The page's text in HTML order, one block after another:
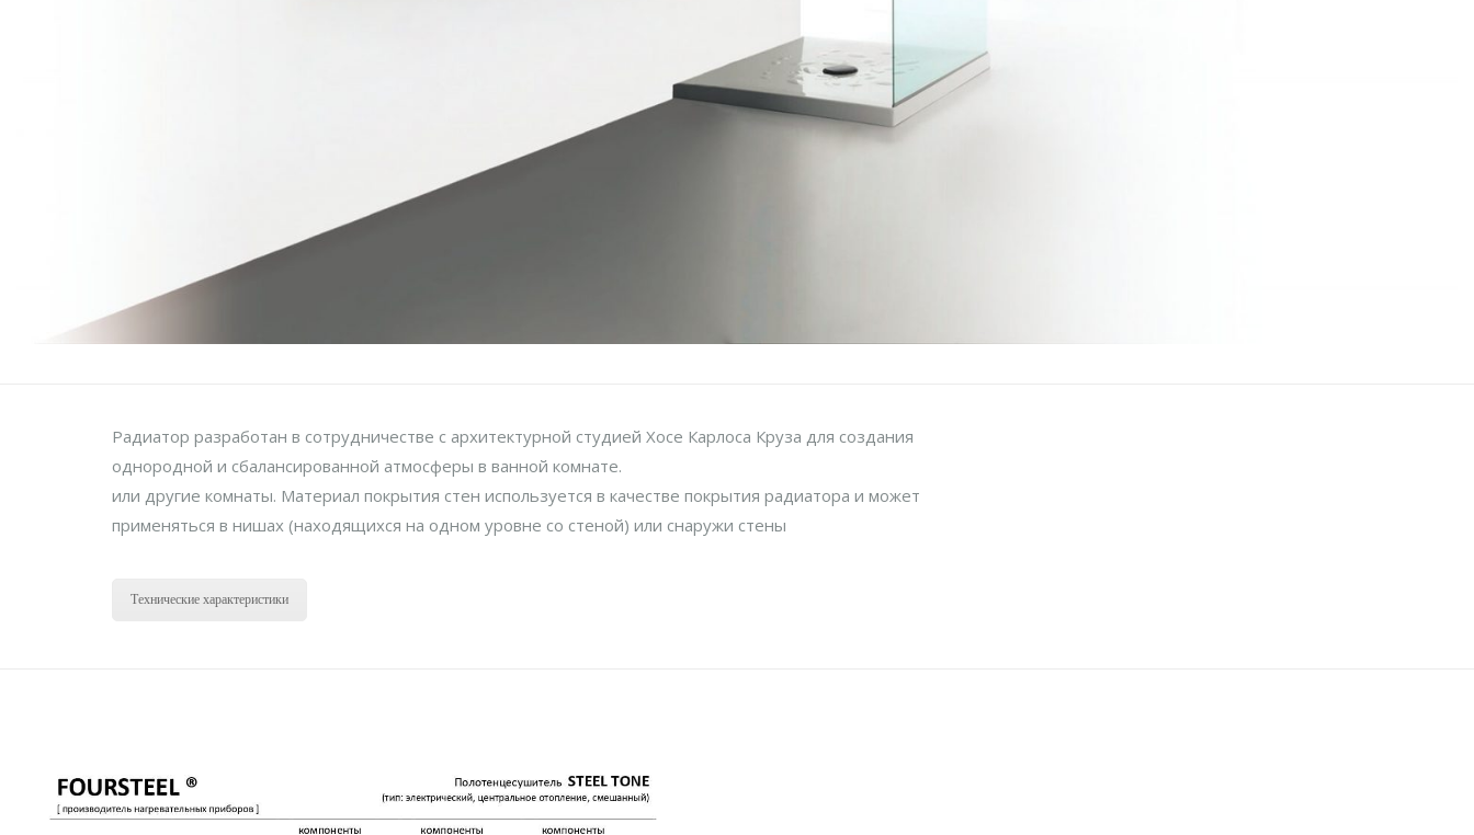
Радиатор разработан в сотрудничестве с архитектурной студией Хосе Карлоса Круза для создания
однородной и сбалансированной атмосферы в ванной комнате.
или другие комнаты. Материал покрытия стен используется в качестве покрытия радиатора и может
применяться в нишах (находящихся на одном уровне со стеной) или снаружи стены
Технические характеристики